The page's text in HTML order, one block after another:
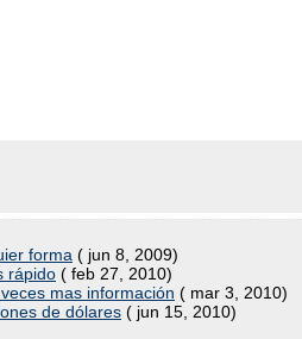
forma ( jun 8, 2009)
rápido ( feb 27, 2010)
mas información ( mar 3, 2010)
de dólares ( jun 15, 2010)